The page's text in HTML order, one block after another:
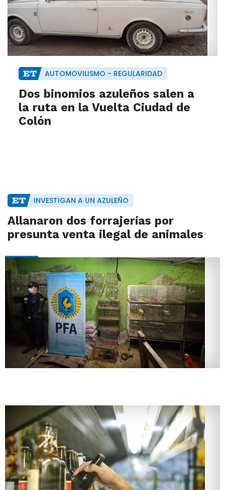
AUTOMOVILISMO - REGULARIDAD
Dos binomios azuleños salen a
la ruta en la Vuelta Ciudad de
Colón
INVESTIGAN A UN AZULEÑO
Allanaron dos forrajerías por
presunta venta ilegal de animales